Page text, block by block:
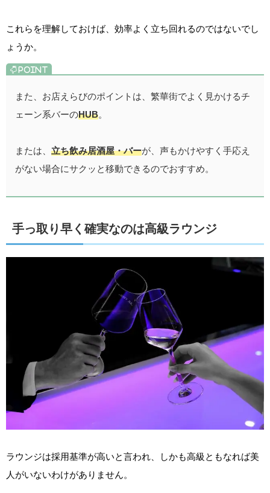
これらを理解しておけば、効率よく立ち回れるのではないでし
ょうか。
また、お店えらびのポイントは、繁華街でよく見かけるチ
ェーン系バーのHUB。
または、 立ち飲み居酒屋・バーが、声もかけやすく手応え
がない場合にサクッと移動できるのでおすすめ。
手っ取り早く確実なのは高級ラウンジ
ラウンジは採用基準が高いと言われ、しかも高級ともなれば美
人がいないわけがありません。